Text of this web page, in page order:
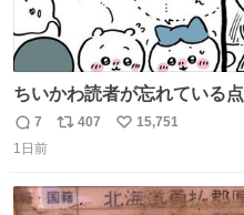
ちいかわ読者が忘れている点 ちいかわはゲームが滅茶苦茶
上手い
返
信
7
リ
ト
407
い
数
15,751
1日前